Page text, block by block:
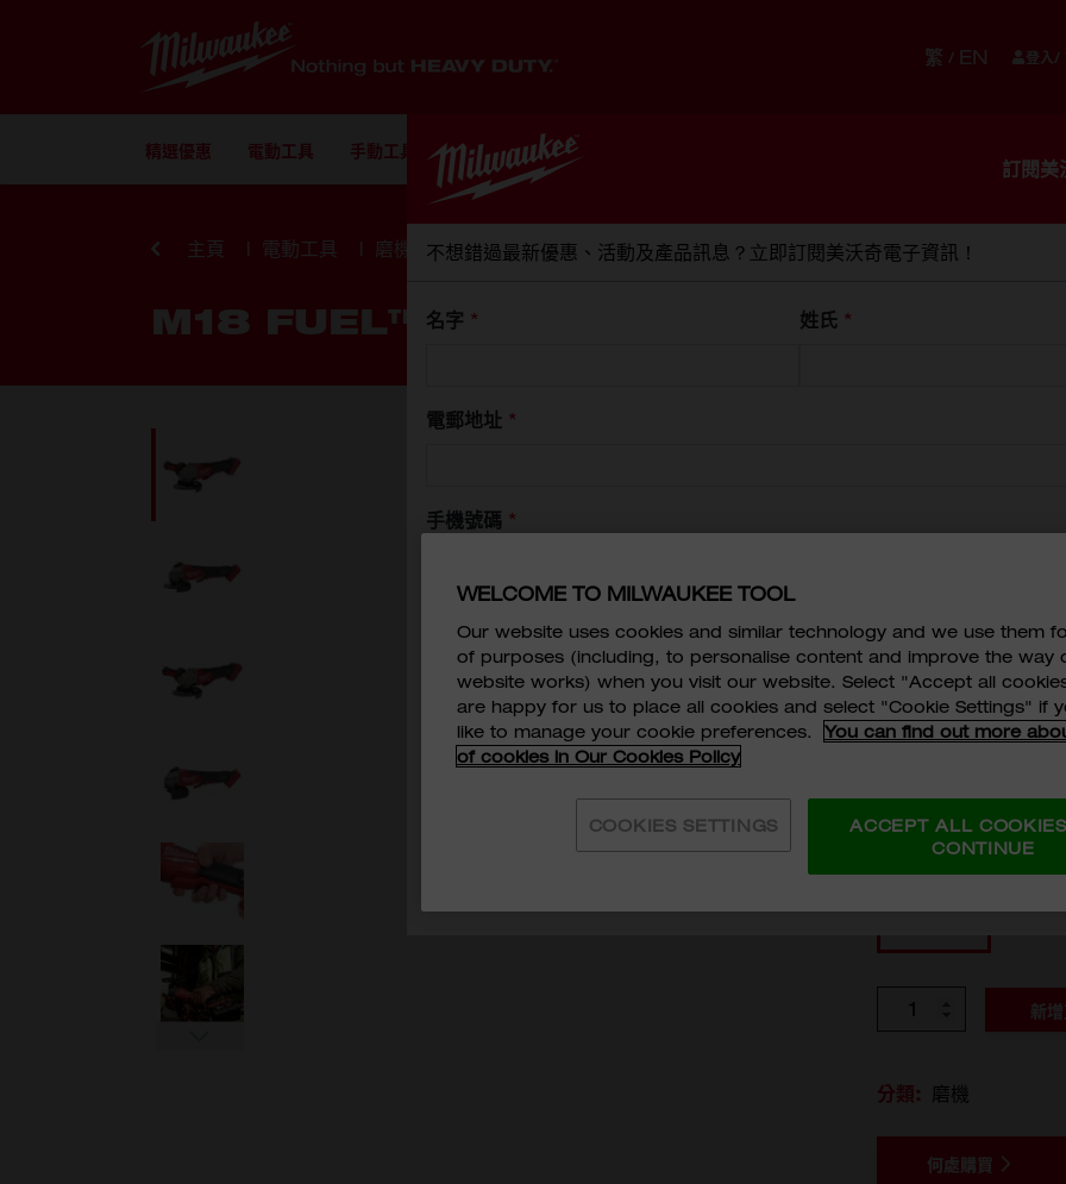
訂閱美
不想錯過最新優惠、活動及產品訊息？立即訂閱美沃奇電子資訊！
名字 * 姓氏 *
電郵地址 *
手機號碼 *
行業
我已閱讀並同意服務條款及細則, TECHTRONIC ASIA COMPANY
MILWAUKEE TOOL ASIA 的 私隱政策及個人資料收集聲明。*
訂閱
繁 / EN 登入/
精選優惠 電動工具 手動工具 配件 儲存
主頁 電動工具 磨機
M18 FUEL™ 無碳刷125MM 變速速停角磨機
M18
產生有線電源 - 強
速度旋轉，協助使用
增強控制 - 變速控制
RPM
5 段速度設定
選擇型號
M18
數量 新
分類: 磨機
何處購買
WELCOME TO MILWAUKEE TOOL
Our website uses cookies and similar technology and we use them
of purposes (including, to personalise content and improve the way
website works) when you visit our website. Select "Accept all
are happy for us to place all cookies and select "Cookie Settings" if
like to manage your cookie preferences.
You can find out more
of cookies in Our Cookies Policy
COOKIES SETTINGS
ACCEPT ALL
CONTINUE